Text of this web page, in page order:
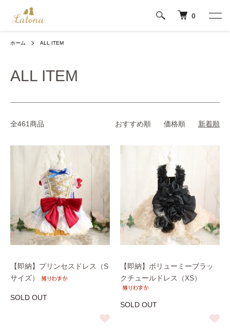
0
ホーム ALL ITEM
ALL ITEM
全461商品 おすすめ順 価格順 新着順
【即納】プリンセスドレス（S
サイズ）
SOLD OUT
【即納】ボリューミーブラッ
クチュールドレス（XS）
SOLD OUT